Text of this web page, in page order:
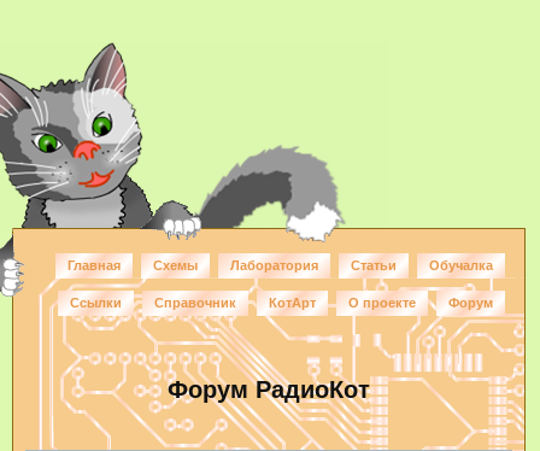
Главная Схемы Лаборатория Статьи Обучалка
Ссылки Справочник КотАрт О проекте Форум
Форум РадиоКот